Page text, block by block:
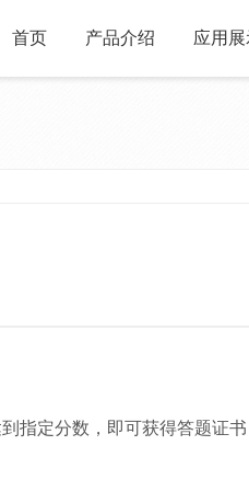
首页 产品介绍 应用
指定分数，即可获得答题证